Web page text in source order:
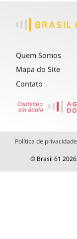
Quem Somos
Mapa do Site
Contato
Política de privacidade
© Brasil 61